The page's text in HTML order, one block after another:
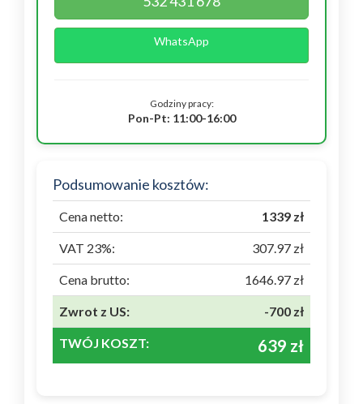
WhatsApp
Godziny pracy:
Pon-Pt: 11:00-16:00
Podsumowanie kosztów:
Cena netto: 1339 zł
VAT 23%: 307.97 zł
Cena brutto: 1646.97 zł
Zwrot z US: -700 zł
TWÓJ KOSZT: 639 zł